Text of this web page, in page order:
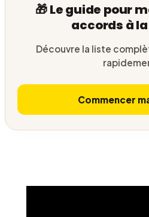
🎁 Le guide pour
accords à
Découvre la liste
Commencer